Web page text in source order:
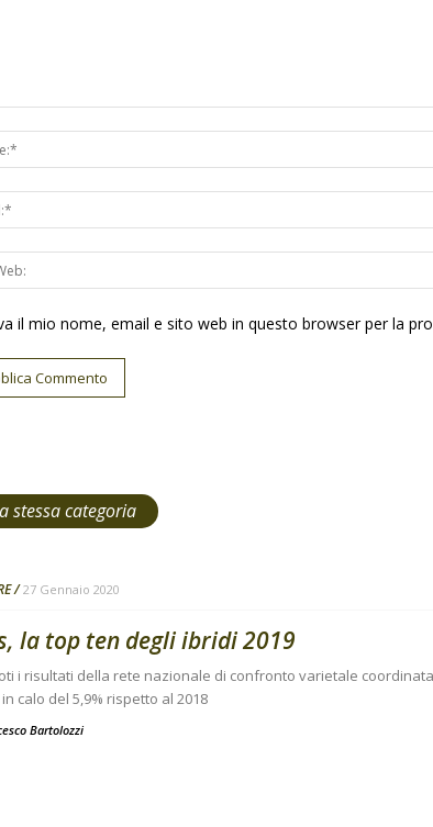
il mio nome, email e sito web in questo browser per la
stessa categoria
27 Gennaio 2020
la top ten degli ibridi 2019
i risultati della rete nazionale di confronto varietale
calo del 5,9% rispetto al 2018
Bartolozzi